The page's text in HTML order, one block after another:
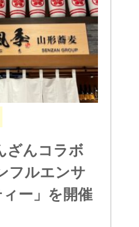
ざんコラボ
フルエンサ
ー」を開催